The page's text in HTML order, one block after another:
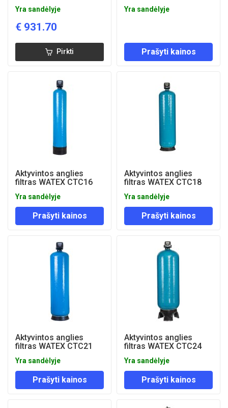
Yra sandėlyje
€ 931.70
Pirkti
Yra sandėlyje
Prašyti kainos
Aktyvintos anglies
filtras WATEX CTC16
Yra sandėlyje
Prašyti kainos
Aktyvintos anglies
filtras WATEX CTC18
Yra sandėlyje
Prašyti kainos
Aktyvintos anglies
filtras WATEX CTC21
Yra sandėlyje
Prašyti kainos
Aktyvintos anglies
filtras WATEX CTC24
Yra sandėlyje
Prašyti kainos